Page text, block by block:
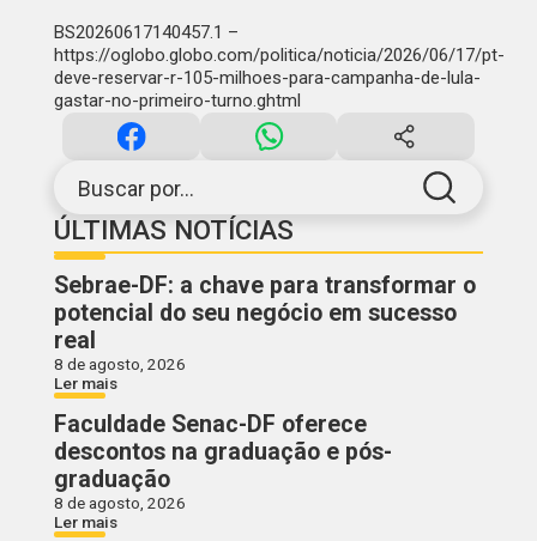
Buscar por...
ÚLTIMAS NOTÍCIAS
Sebrae-DF: a chave para transformar o
potencial do seu negócio em sucesso
real
8 de agosto, 2026
Ler mais
Faculdade Senac-DF oferece
descontos na graduação e pós-
graduação
8 de agosto, 2026
Ler mais
BS20260617140457.1 –
https://oglobo.globo.com/politica/noticia/2026/06/17/pt-
deve-reservar-r-105-milhoes-para-campanha-de-lula-
gastar-no-primeiro-turno.ghtml